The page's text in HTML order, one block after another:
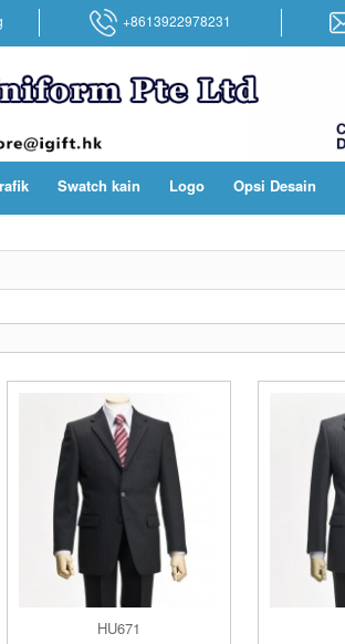
+8613922978231
Swatch kain Logo Opsi Desain
HU671